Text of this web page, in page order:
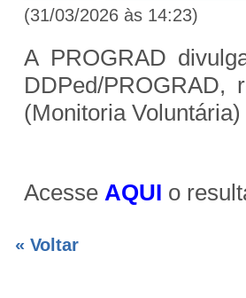
(31/03/2026 às 14:23)
A PROGRAD
DDPed/PROGRAD,
(Monitoria
Acesse AQUI o
« Voltar